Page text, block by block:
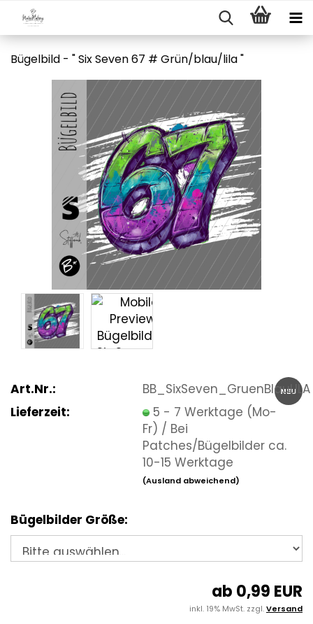
Bügelbild - " Six Seven 67 # Grün/blau/lila "
NEU
Art.Nr.:
BB_SixSeven_GruenBlauLILA
Lieferzeit:
5 - 7 Werktage (Mo-
Fr) / Bei
Patches/Bügelbilder ca.
10-15 Werktage
(Ausland abweichend)
Bügelbilder Größe:
ab 0,99 EUR
inkl. 19% MwSt. zzgl.Versand